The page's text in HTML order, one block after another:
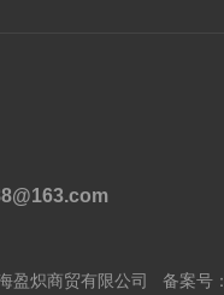
盈炽商贸有限公司 备案号：